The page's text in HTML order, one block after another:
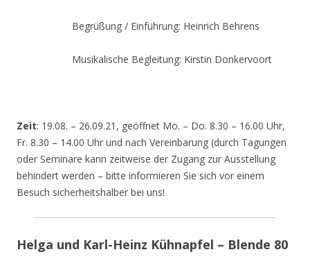
Begrüßung / Einführung: Heinrich Behrens
Musikalische Begleitung: Kirstin Donkervoort
Zeit: 19.08. – 26.09.21, geöffnet Mo. – Do. 8.30 – 16.00 Uhr,
Fr. 8.30 – 14.00 Uhr und nach Vereinbarung (durch Tagungen
oder Seminare kann zeitweise der Zugang zur Ausstellung
behindert werden – bitte informieren Sie sich vor einem
Besuch sicherheitshalber bei uns!
Helga und Karl-Heinz Kühnapfel – Blende 80